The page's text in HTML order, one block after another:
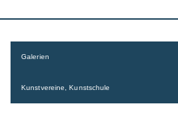
Galerien
Kunstvereine, Kunstschule